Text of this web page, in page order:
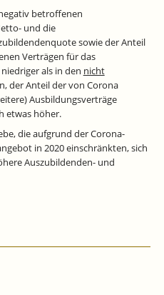
betroffenen
und die
sowie der Anteil
Verträgen für das
als in den nicht
der Anteil der von Corona
Ausbildungsverträge
etwas höher.
die aufgrund der Corona-
in 2020 einschränkten, sich
Auszubildenden- und